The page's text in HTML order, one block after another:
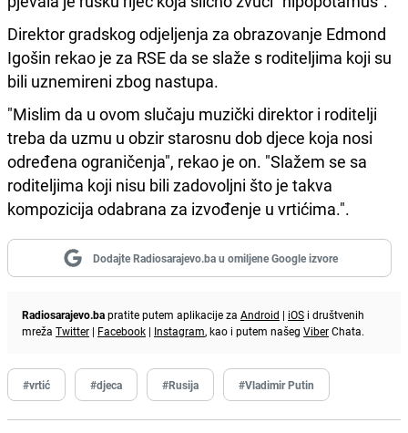
Direktor gradskog odjeljenja za obrazovanje Edmond
Igošin rekao je za RSE da se slaže s roditeljima koji su
bili uznemireni zbog nastupa.
"Mislim da u ovom slučaju muzički direktor i roditelji
treba da uzmu u obzir starosnu dob djece koja nosi
određena ograničenja", rekao je on. "Slažem se sa
roditeljima koji nisu bili zadovoljni što je takva
kompozicija odabrana za izvođenje u vrtićima.".
Dodajte Radiosarajevo.ba u omiljene Google izvore
Radiosarajevo.bapratite putem aplikacije za Android | iOS i društvenih
mreža Twitter | Facebook | Instagram, kao i putem našeg ViberChata.
#vrtić #djeca #Rusija #Vladimir Putin